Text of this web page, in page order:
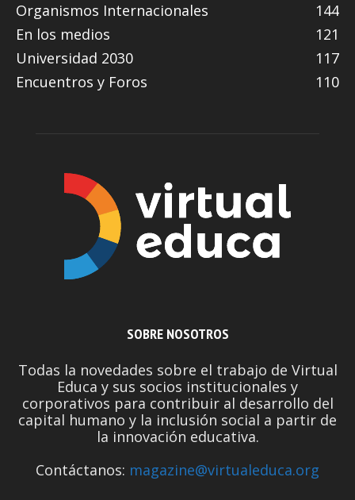
Organismos Internacionales
144
En los medios
121
Universidad 2030
117
Encuentros y Foros
110
SOBRE NOSOTROS
Todas la novedades sobre el trabajo de Virtual
Educa y sus socios institucionales y
corporativos para contribuir al desarrollo del
capital humano y la inclusión social a partir de
la innovación educativa.
Contáctanos: magazine@virtualeduca.org